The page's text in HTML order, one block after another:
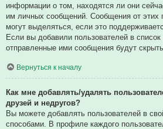
информации о том, находятся ли они
им личных сообщений. Сообщения от этих
могут выделяться, если это
Если вы добавили пользователей в
отправленные ими сообщения будут
Вернуться к началу
Как мне добавлять/удалять
друзей и недругов?
Вы можете добавлять пользователей в
способами. В профиле каждого